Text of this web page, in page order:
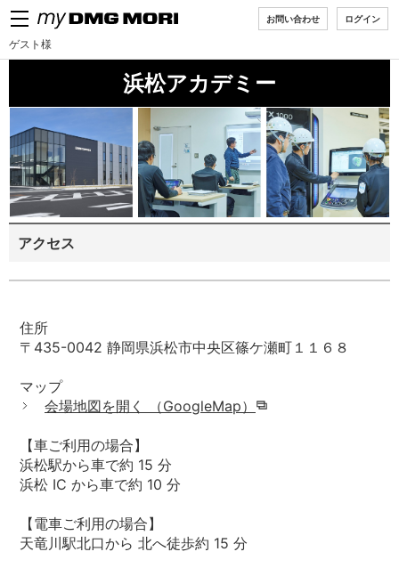
MENU
お問い合わせ ログイン
ゲスト様
浜松アカデミー
アクセス
住所
〒435-0042 静岡県浜松市中央区篠ケ瀬町１１６８
マップ
会場地図を開く （GoogleMap）
【⾞ご利⽤の場合】
浜松駅から⾞で約 15 分
浜松 IC から⾞で約 10 分
【電⾞ご利⽤の場合】
天⻯川駅北⼝から 北へ徒歩約 15 分